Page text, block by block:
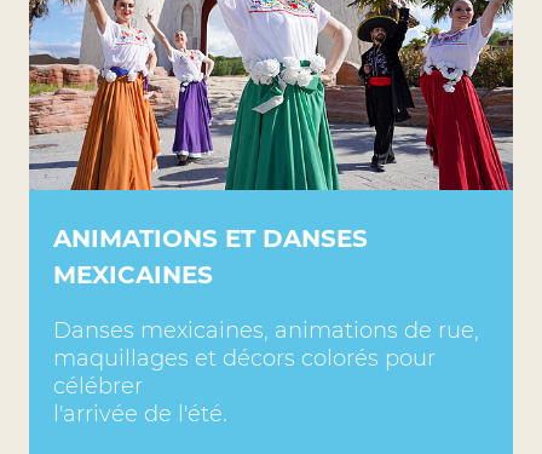
ANIMATIONS ET DANSES
MEXICAINES
Danses mexicaines, animations de rue,
maquillages et décors colorés pour
célébrer
l'arrivée de l'été.